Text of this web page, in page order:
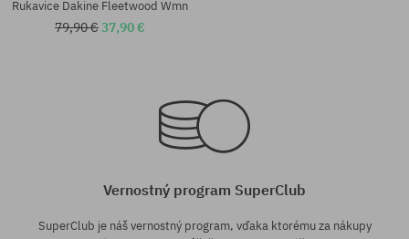
univerzálna veľkosť
Rukavice Dakine Fleetwood Wmn
79,90 €37,90 €
Vernostný program SuperClub
SuperClub je náš vernostný program, vďaka ktorému za nákupy